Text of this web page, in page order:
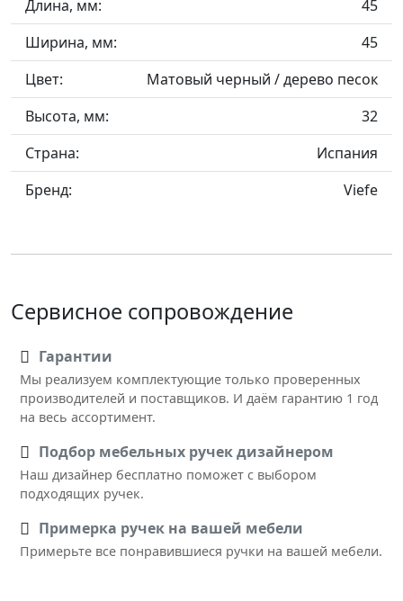
Длина, мм:
45
Ширина, мм:
45
Цвет:
Матовый черный / дерево песок
Высота, мм:
32
Страна:
Испания
Бренд:
Viefe
Сервисное сопровождение
Гарантии
Мы реализуем комплектующие только проверенных
производителей и поставщиков. И даём гарантию 1 год
на весь ассортимент.
Подбор мебельных ручек дизайнером
Наш дизайнер бесплатно поможет с выбором
подходящих ручек.
Примерка ручек на вашей мебели
Примерьте все понравившиеся ручки на вашей мебели.